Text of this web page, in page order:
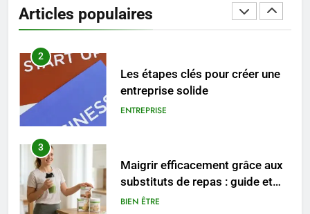
Articles populairesLes étapes clés pour créer une
Maigrir efficacement grâce aux
substituts de repas : guide et
4
Postures de yoga essentielles
pour perdre du poids